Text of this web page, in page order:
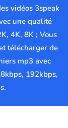
vidéos 3speak
une qualité
4K, 8K ; Vous
télécharger de
mp3 avec
192kbps,